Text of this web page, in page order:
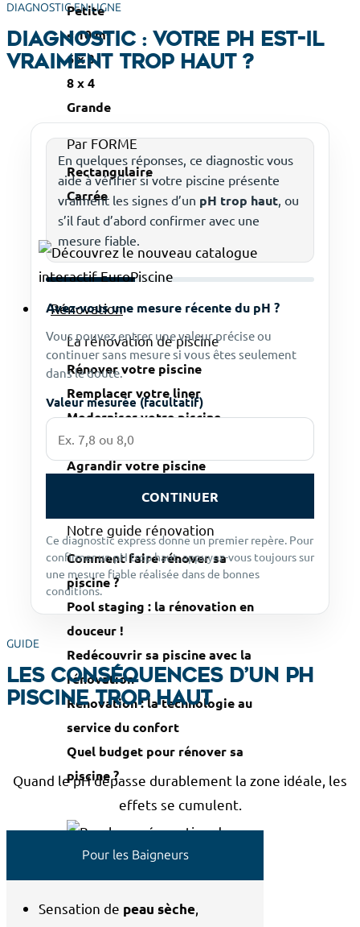
Petite
< 10 m²
6 x 3
8 x 4
Grande
Par FORME
Rectangulaire
Carrée
Rénovation
La rénovation de piscine
Rénover votre piscine
Remplacer votre liner
Moderniser votre piscine
Restaurer votre piscine creusée
Agrandir votre piscine
Notre guide rénovation
Comment faire rénover sa
piscine ?
Pool staging : la rénovation en
douceur !
Redécouvrir sa piscine avec la
rénovation
Rénovation : la technologie au
service du confort
Quel budget pour rénover sa
piscine ?
DIAGNOSTIC EN LIGNE
Diagnostic : votre pH est-il
vraiment trop haut ?
En quelques réponses, ce diagnostic vous
aide à vérifier si votre piscine présente
vraiment les signes d’un pH trop haut, ou
s’il faut d’abord confirmer avec une
mesure fiable.
Avez-vous une mesure récente du pH ?
Vous pouvez entrer une valeur précise ou
continuer sans mesure si vous êtes seulement
dans le doute.
Valeur mesurée (facultatif)
CONTINUER
Ce diagnostic express donne un premier repère. Pour
confirmer un pH trop haut, appuyez-vous toujours sur
une mesure fiable réalisée dans de bonnes
conditions.
GUIDE
Les conséquences d’un pH
piscine trop haut
Quand le pH dépasse durablement la zone idéale, les
effets se cumulent.
Pour les Baigneurs
Sensation de peau sèche